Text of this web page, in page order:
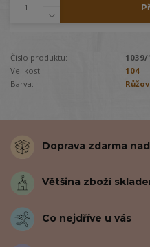
Číslo produktu:
1039/
Velikost:
104
Barva:
Doprava zdarma
Většina zboží
Co nejdříve u vás